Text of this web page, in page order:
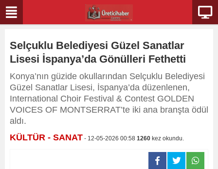
Selçuklu Belediyesi Güzel Sanatlar
Lisesi İspanya’da Gönülleri Fethetti
Konya’nın güzide okullarından Selçuklu Belediyesi
Güzel Sanatlar Lisesi, İspanya’da düzenlenen,
International Choir Festival & Contest GOLDEN
VOICES OF MONTSERRAT’te iki ana branşta ödül
aldı.
KÜLTÜR - SANAT - 12-05-2026 00:58 1260 kez okundu.